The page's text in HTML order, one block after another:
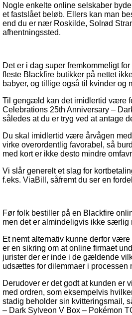
Nogle enkelte online selskaber
et fastslået beløb. Ellers kan man
end du er nær Roskilde, Solrød
afhentningssted.
Det er i dag super fremkommeligt
fleste Blackfire butikker på nettet
babyer, og tillige også til kvinder og
Til gengæld kan det imidlertid være
Celebrations 25th Anniversary –
således at du er tryg ved at antage
Du skal imidlertid være årvågen
virke overordentlig favorabel, så
med kort er ikke desto mindre
Vi slår generelt et slag for
f.eks. ViaBill, såfremt du ser en
Før folk bestiller på en Blackfire
men det er almindeligvis ikke særlig
Et nemt alternativ kunne derfor
er en sikring om at online firmaet
jurister der er inde i de gældende
udsættes for dilemmaer i processen
Derudover er det godt at kunden er
med ordren, som eksempelvis
stadig beholder sin kvitteringsmail,
– Dark Sylveon V Box – Pokémon